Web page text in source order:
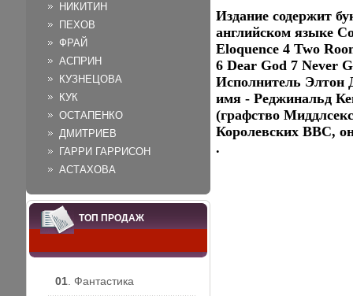
НИКИТИН
ПЕХОВ
ФРАЙ
АСПРИН
КУЗНЕЦОВА
КУК
ОСТАПЕНКО
ДМИТРИЕВ
ГАРРИ ГАРРИСОН
АСТАХОВА
ТОП ПРОДАЖ
01 . Фантастика
Издание содержит
английском языке
Eloquence 4 Two
6 Dear God 7 Never
Исполнитель Элтон
имя - Реджинальд
(графство
Королевских ВВС,
.